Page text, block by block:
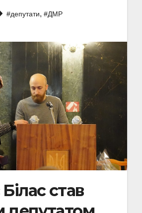
#депутати, #ДМР
став